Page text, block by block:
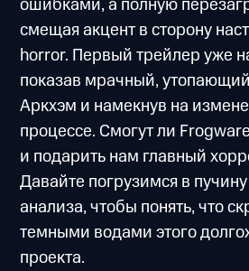
смещая акцент в сторону
horror. Первый трейлер уже
показав мрачный,
Аркхэм и намекнув на
процессе. Смогут ли
и подарить нам главный
Давайте погрузимся в
анализа, чтобы понять, что
темными водами этого
проекта.